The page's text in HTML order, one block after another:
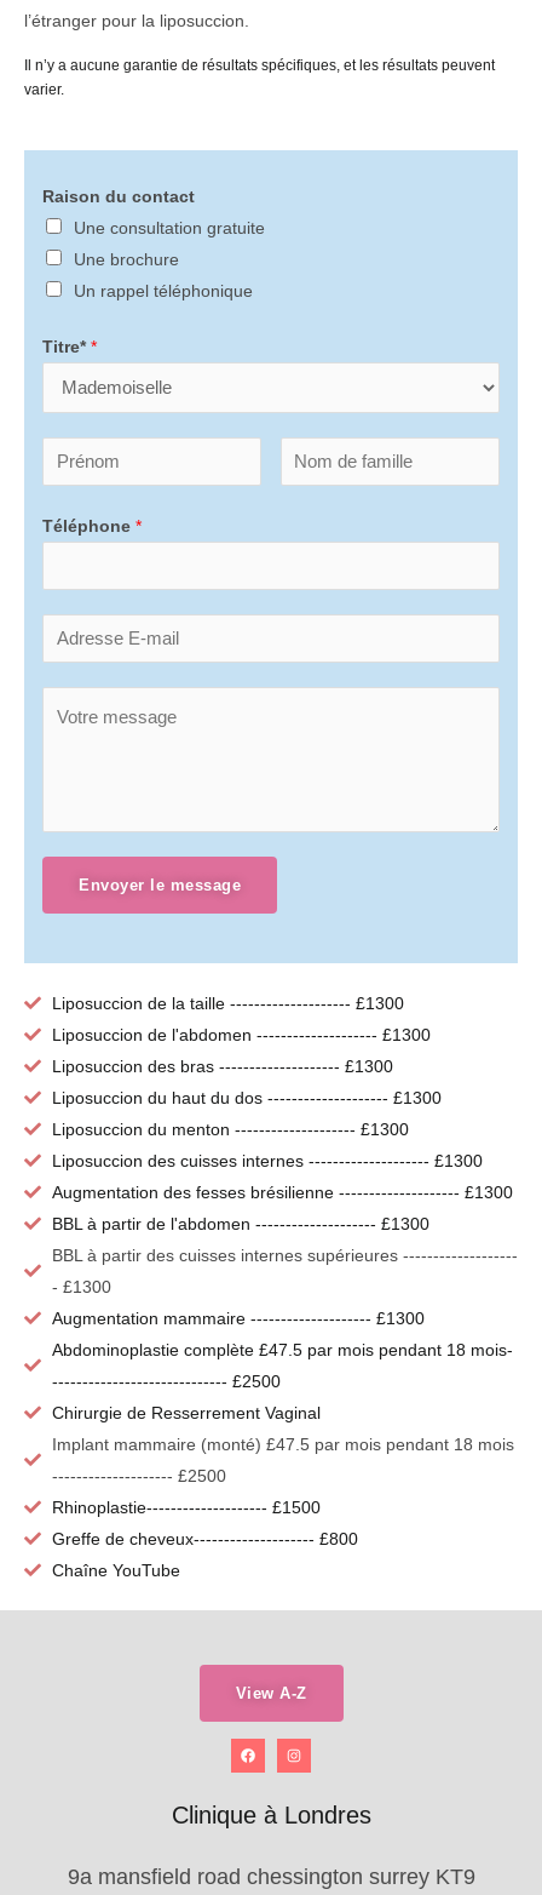
l’étranger pour la liposuccion.
Il n’y a aucune garantie de résultats spécifiques, et les résultats peuvent
varier.
Raison du contact
Une consultation gratuite
Une brochure
Un rappel téléphonique
Titre**
Téléphone *
Envoyer le message
Liposuccion de la taille -------------------- £1300
Liposuccion de l'abdomen -------------------- £1300
Liposuccion des bras -------------------- £1300
Liposuccion du haut du dos -------------------- £1300
Liposuccion du menton -------------------- £1300
Liposuccion des cuisses internes -------------------- £1300
Augmentation des fesses brésilienne -------------------- £1300
BBL à partir de l'abdomen -------------------- £1300
BBL à partir des cuisses internes supérieures -------------------
- £1300
Augmentation mammaire -------------------- £1300
Abdominoplastie complète £47.5 par mois pendant 18 mois-
----------------------------- £2500
Chirurgie de Resserrement Vaginal
Implant mammaire (monté) £47.5 par mois pendant 18 mois
-------------------- £2500
Rhinoplastie-------------------- £1500
Greffe de cheveux-------------------- £800
Chaîne YouTube
View A-Z
Clinique à Londres
9a mansfield road chessington surrey KT9